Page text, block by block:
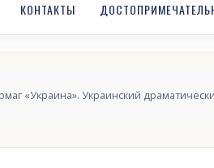
КОНТАКТЫ
«Украина». Украинский